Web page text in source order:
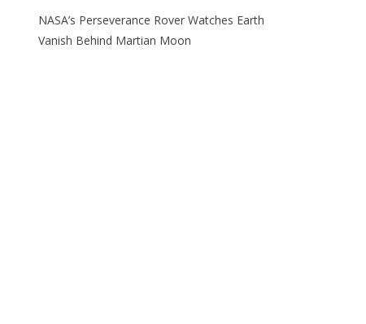
NASA’s Perseverance Rover Watches Earth
Vanish Behind Martian Moon